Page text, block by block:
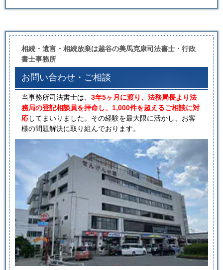
相続・遺言・相続放棄は越谷の美馬克康司法書士・行政
書士事務所
お問い合わせ・ご相談
当事務所司法書士は、 3年5ヶ月に渡り、法務局長より法
務局の登記相談員を拝命し、1,000件を超えるご相談に対
応してまいりました。その経験を最大限に活かし、お客
様の問題解決に取り組んでおります。